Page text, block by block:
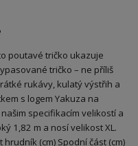
poutavé tričko ukazuje
tričko – ne příliš
rukávy, kulatý výstřih a
s logem Yakuza na
specifikacím velikostí a
1,82 m a nosí velikost XL.
(cm) Spodní část (cm)